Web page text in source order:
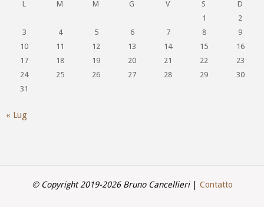
L
M M G V S
D
1
2
3
4 5 6 7 8
9
10
11 12 13 14 15
16
17
18 19 20 21 22
23
24
25 26 27 28 29
30
31
« Lug
© Copyright 2019-2026 Bruno Cancellieri| Contatto